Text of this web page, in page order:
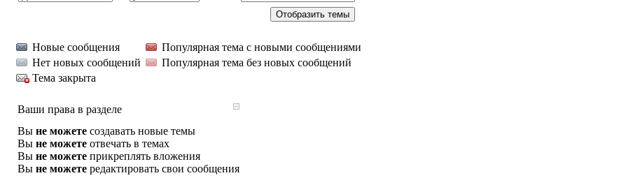
Новые сообщения
Популярная тема с новыми сообщениями
Нет новых сообщений
Популярная тема без новых сообщений
Тема закрыта
Ваши права в разделе
Вы не можете создавать новые темы
Вы не можете отвечать в темах
Вы не можете прикреплять вложения
Вы не можете редактировать свои сообщения